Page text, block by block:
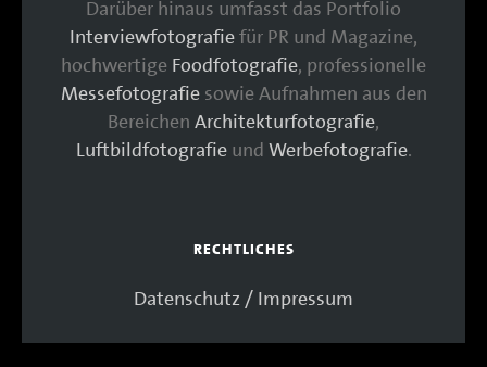
Darüber hinaus umfasst das Portfolio
Interviewfotografiefür PR und Magazine,
hochwertige Foodfotografie, professionelle
Messefotografiesowie Aufnahmen aus den
Bereichen Architekturfotografie,
Luftbildfotografieund Werbefotografie.
RECHTLICHES
Datenschutz / Impressum